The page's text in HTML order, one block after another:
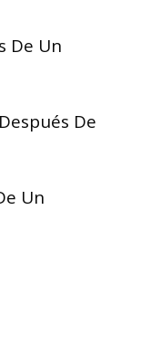
De Un
De
Un